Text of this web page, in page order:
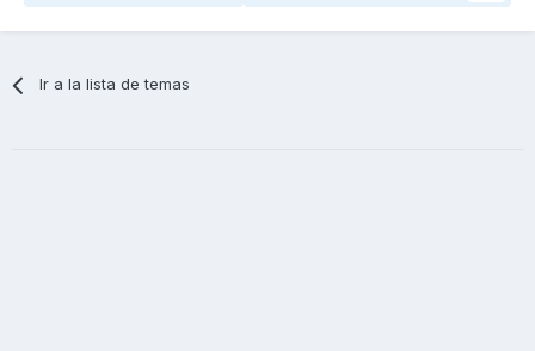
Ir a la lista de temas